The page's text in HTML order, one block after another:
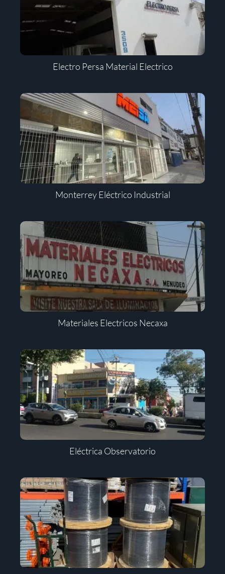
Electro Persa Material Electrico
Monterrey Eléctrico Industrial
Materiales Electricos Necaxa
Eléctrica Observatorio